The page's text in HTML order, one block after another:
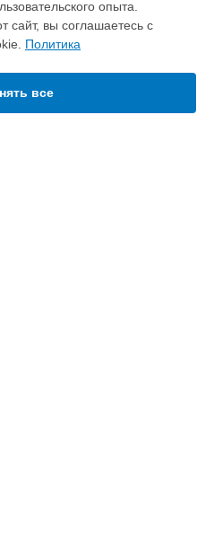
опыта.
сайт, вы соглашаетесь с
Политика
все